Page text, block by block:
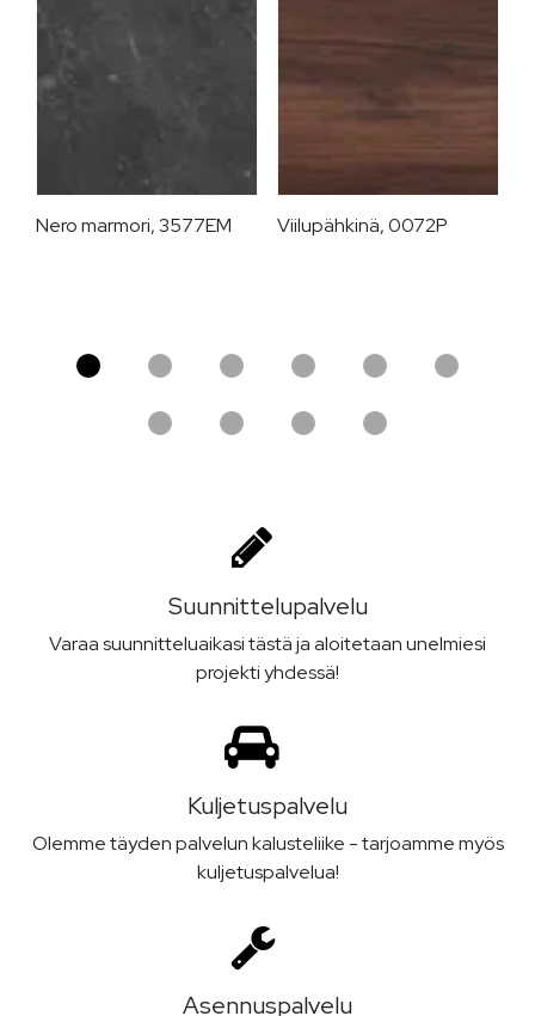
Nero marmori, 3577EM Viilupähkinä, 0072P
Suunnittelu­palvelu
Varaa suunnitteluaikasi tästä ja aloitetaan unelmiesi
projekti yhdessä!
Kuljetus­palvelu
Olemme täyden palvelun kalusteliike - tarjoamme myös
kuljetuspalvelua!
Asennus­palvelu